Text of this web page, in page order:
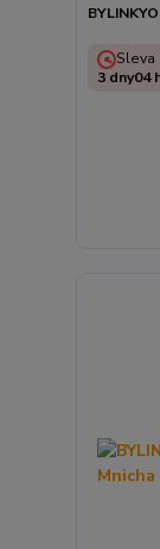
Sleva
3 dny04